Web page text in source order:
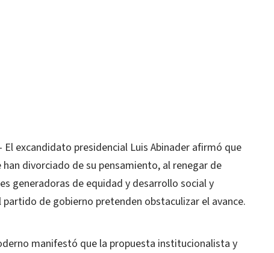
El excandidato presidencial Luis Abinader afirmó que
divorciado de su pensamiento, al renegar de
generadoras de equidad y desarrollo social y
de gobierno pretenden obstaculizar el avance.
manifestó que la propuesta institucionalista y